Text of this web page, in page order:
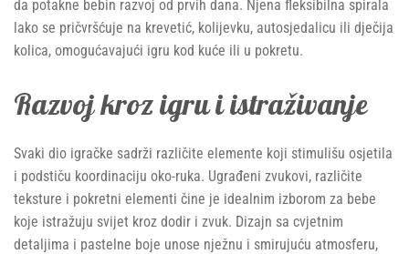
da potakne bebin razvoj od prvih dana. Njena fleksibilna spirala
lako se pričvršćuje na krevetić, kolijevku, autosjedalicu ili dječija
kolica, omogućavajući igru kod kuće ili u pokretu.
Razvoj kroz igru i istraživanje
Svaki dio igračke sadrži različite elemente koji stimulišu osjetila
i podstiču koordinaciju oko-ruka. Ugrađeni zvukovi, različite
teksture i pokretni elementi čine je idealnim izborom za bebe
koje istražuju svijet kroz dodir i zvuk. Dizajn sa cvjetnim
detaljima i pastelne boje unose nježnu i smirujuću atmosferu,